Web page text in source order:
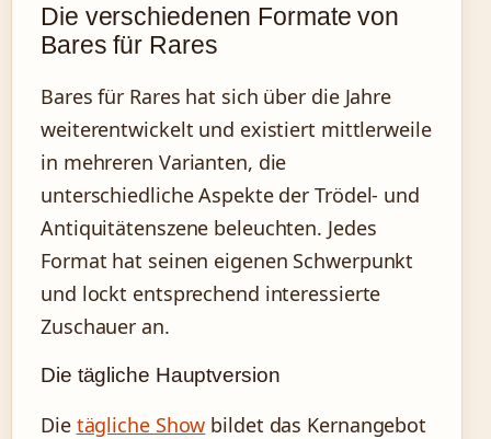
Die verschiedenen Formate von
Bares für Rares
Bares für Rares hat sich über die Jahre
weiterentwickelt und existiert mittlerweile
in mehreren Varianten, die
unterschiedliche Aspekte der Trödel- und
Antiquitätenszene beleuchten. Jedes
Format hat seinen eigenen Schwerpunkt
und lockt entsprechend interessierte
Zuschauer an.
Die tägliche Hauptversion
Die tägliche Show bildet das Kernangebot